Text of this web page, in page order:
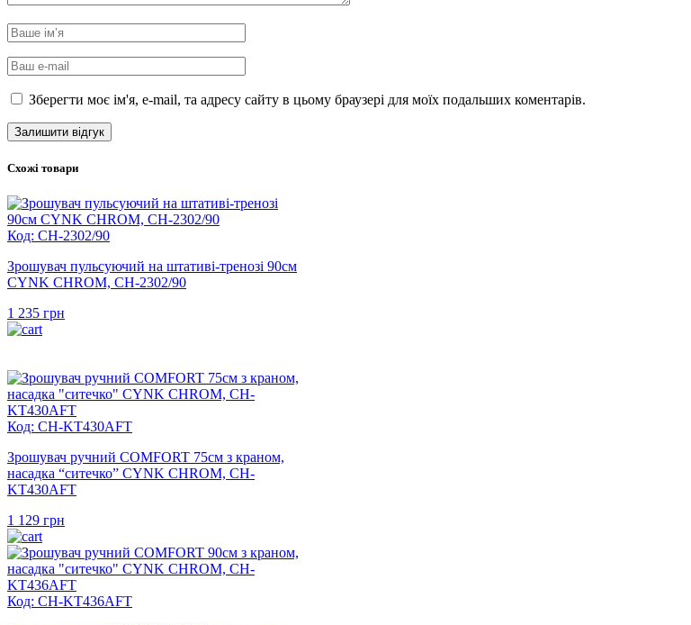
Зберегти моє ім'я, e-mail, та адресу сайту в цьому браузері для моїх подальших коментарів.
Схожі товари
Код: CH-2302/90
Зрошувач пульсуючий на штативі-тренозі 90см
CYNK CHROM, CH-2302/90
1 235 грн
Код: CH-KT430AFT
Зрошувач ручний COMFORT 75см з краном,
насадка “ситечко” CYNK CHROM, CH-
KT430AFT
1 129 грн
Код: CH-KT436AFT